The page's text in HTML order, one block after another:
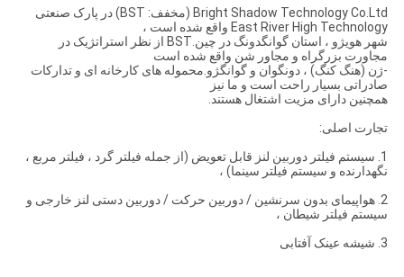
Bright Shadow Technology Co.Ltd (مخفف: BST) در پارک صنعتی
East River High Technology واقع شده است ،
شهر هویژو ، استان گوانگدونگ در چین.BST از نظر استراتژیک در
مجاورت بزرگراه و مجاور شن واقع شده است
-ژن (هنگ کنگ) ، دونگوان و گوانگژو.محموله های کارخانه ای و تدارکات
صادراتی بسیار راحت است و ما نیز
همچنین دارای مزیت اشتغال هستند.
تجارت اصلی:
1. سیستم فیلتر دوربین لنز قابل تعویض (از جمله فیلتر گرد ، فیلتر مربع ،
نگهدارنده و سیستم فیلتر سینما) ،
2. هواپیمای بدون سرنشین / دوربین حرکت / دوربین دستی لنز خارجی و
سیستم فیلتر شیطان ،
3. شیشه عینک آفتابی